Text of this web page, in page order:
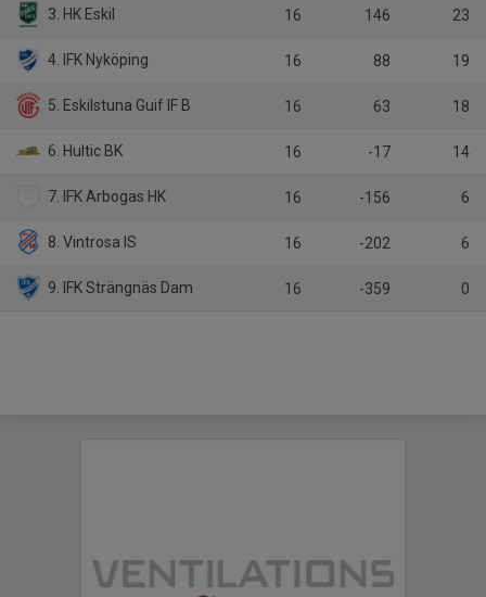
3. HK Eskil 16 146 23
4. IFK Nyköping 16 88 19
5. Eskilstuna Guif IF B 16 63 18
6. Hultic BK 16 -17 14
7. IFK Arbogas HK 16 -156 6
8. Vintrosa IS 16 -202 6
9. IFK Strängnäs Dam 16 -359 0